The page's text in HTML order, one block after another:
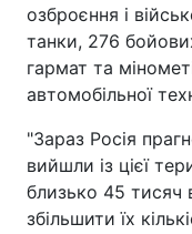
озброєння і
танки, 276
гармат та
автомобільної
"Зараз Росія
вийшли із цієї
близько 45 тисяч
збільшити їх